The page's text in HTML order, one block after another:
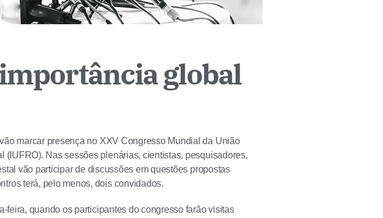
global
marcar presença no XXV Congresso Mundial da União
(IUFRO). Nas sessões plenárias, cientistas, pesquisadores,
vão participar de discussões em questões propostas
terá, pelo menos, dois convidados.
feira, quando os participantes do congresso farão visitas